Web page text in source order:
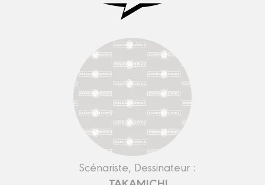
Scénariste, Dessinateur :